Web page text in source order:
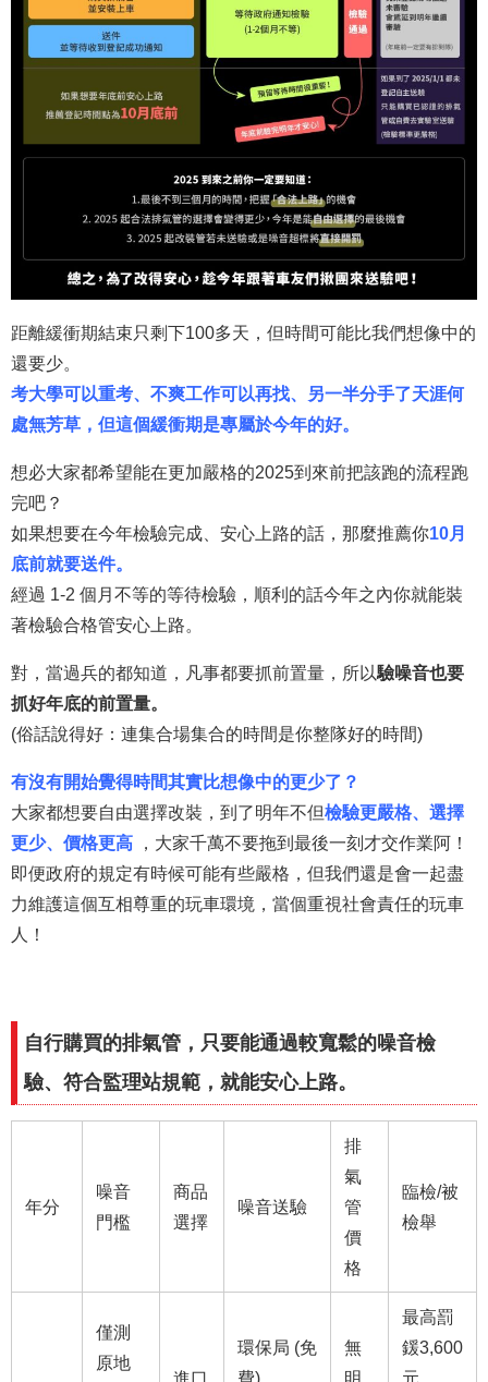
距離緩衝期結束只剩下100多天，但時間可能比我們想像中的
還要少。
考大學可以重考、不爽工作可以再找、另一半分手了天涯何
處無芳草，但這個緩衝期是專屬於今年的好。
想必大家都希望能在更加嚴格的2025到來前把該跑的流程跑
完吧？
如果想要在今年檢驗完成、安心上路的話，那麼推薦你10月
底前就要送件。
經過 1-2 個月不等的等待檢驗，順利的話今年之內你就能裝
著檢驗合格管安心上路。
對，當過兵的都知道，凡事都要抓前置量，所以驗噪音也要
抓好年底的前置量。
(俗話說得好：連集合場集合的時間是你整隊好的時間)
有沒有開始覺得時間其實比想像中的更少了？
大家都想要自由選擇改裝，到了明年不但檢驗更嚴格、選擇
更少、價格更高
，大家千萬不要拖到最後一刻才交作業阿！
即便政府的規定有時候可能有些嚴格，但我們還是會一起盡
力維護這個互相尊重的玩車環境，當個重視社會責任的玩車
人！
自行購買的排氣管，只要能通過較寬鬆的噪音檢
驗、符合監理站規範，就能安心上路。
年分
噪音
門檻
商品
選擇
噪音送驗
排
氣
管
價
格
臨檢/被
檢舉
僅測
原地
進口
環保局 (免
費)
無
明
最高罰
鍰3,600
元